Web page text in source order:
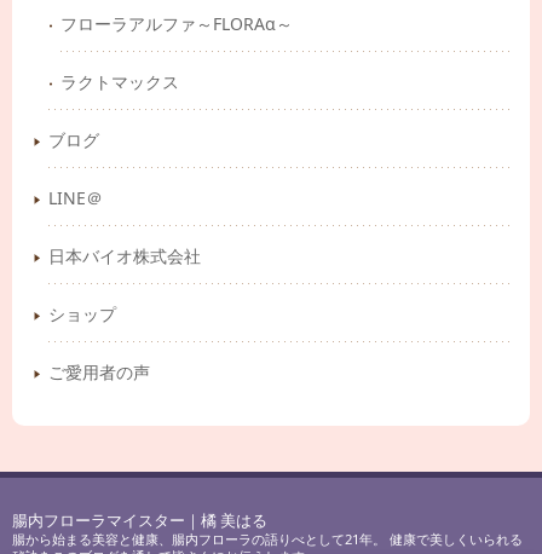
フローラアルファ～FLORAα～
ラクトマックス
ブログ
LINE＠
日本バイオ株式会社
ショップ
ご愛用者の声
腸内フローラマイスター｜橘 美はる
腸から始まる美容と健康、腸内フローラの語りべとして21年。 健康で美しくいられる